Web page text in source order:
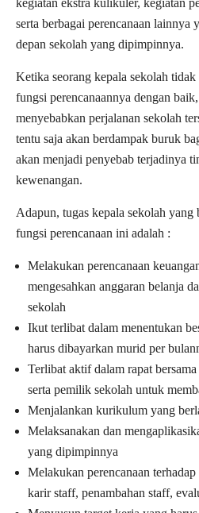
kegiatan ekstra kulikuler, kegiatan
serta berbagai perencanaan lainnya
depan sekolah yang dipimpinnya.
Ketika seorang kepala sekolah
fungsi perencanaannya dengan
menyebabkan perjalanan sekolah
tentu saja akan berdampak buruk
akan menjadi penyebab terjadinya
kewenangan.
Adapun, tugas kepala sekolah yang
fungsi perencanaan ini adalah :
Melakukan perencanaan
mengesahkan anggaran belanja
sekolah
Ikut terlibat dalam menentukan
harus dibayarkan murid per
Terlibat aktif dalam rapat
serta pemilik sekolah untuk
Menjalankan kurikulum yang
Melaksanakan dan
yang dipimpinnya
Melakukan perencanaan
karir staff, penambahan staff,